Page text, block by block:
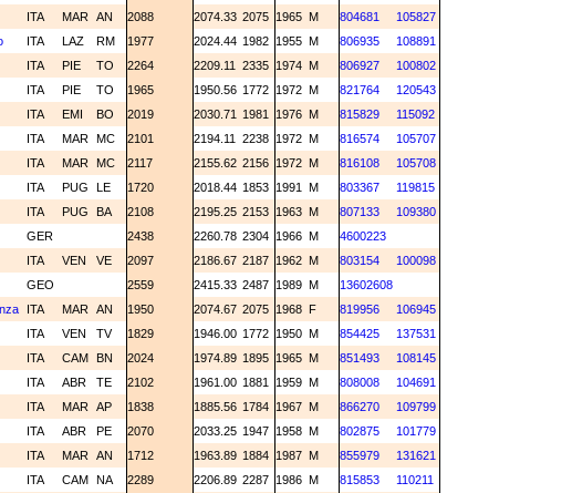
ITA MAR AN 2088 2074.33 2075 1965 M 804681
105827
ITA LAZ RM 1977 2024.44 1982 1955 M 806935
108891
ITA PIE TO 2264 2209.11 2335 1974 M 806927
100802
ITA PIE TO 1965 1950.56 1772 1972 M 821764
120543
ITA EMI BO 2019 2030.71 1981 1976 M 815829
115092
ITA MAR MC 2101 2194.11 2238 1972 M 816574
105707
ITA MAR MC 2117 2155.62 2156 1972 M 816108
105708
ITA PUG LE 1720 2018.44 1853 1991 M 803367
119815
ITA PUG BA 2108 2195.25 2153 1963 M 807133
109380
GER 2438 2260.78 2304 1966 M
4600223
ITA VEN VE 2097 2186.67 2187 1962 M 803154
100098
GEO 2559 2415.33 2487 1989 M
13602608
ITA MAR AN 1950 2074.67 2075 1968 F 819956
106945
ITA VEN TV 1829 1946.00 1772 1950 M 854425
137531
ITA CAM BN 2024 1974.89 1895 1965 M 851493
108145
ITA ABR TE 2102 1961.00 1881 1959 M 808008
104691
ITA MAR AP 1838 1885.56 1784 1967 M 866270
109799
ITA ABR PE 2070 2033.25 1947 1958 M 802875
101779
ITA MAR AN 1712 1963.89 1884 1987 M 855979
131621
ITA CAM NA 2289 2206.89 2287 1986 M 815853 110211